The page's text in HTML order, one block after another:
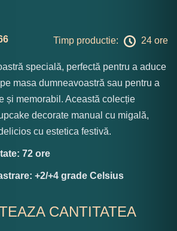
Timp productie: 24 ore
specială, perfectă pentru a aduce
masa dumneavoastră sau pentru a
și memorabil. Această colecție
decorate manual cu migală,
cu estetica festivă.
72 ore
+2/+4 grade Celsius
CANTITATEA